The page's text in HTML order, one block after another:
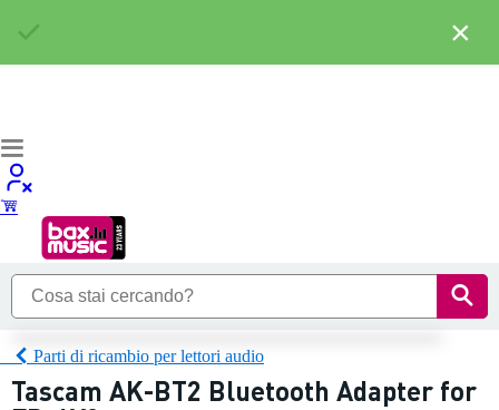
Parti di ricambio per lettori audio
Tascam AK-BT2 Bluetooth Adapter for
×